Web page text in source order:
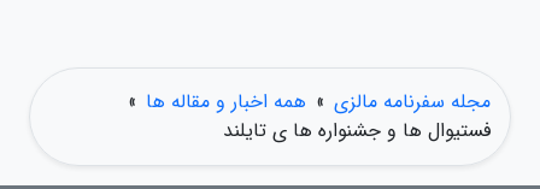
مجله سفرنامه مالزی » همه اخبار و مقاله ها »
فستیوال ها و جشنواره ها ی تایلند